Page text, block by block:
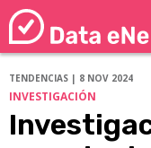
TENDENCIAS | 8 NOV 2024
INVESTIGACIÓN